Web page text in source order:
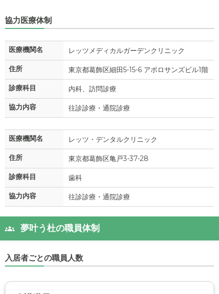
協力医療体制
医療機関名 レッツメディカルガーデンクリニック
住所 東京都葛飾区細田5-15-6 アポロサンズビル1階
診療科目 内科、訪問診療
協力内容 往診診療・通院診療
医療機関名 レッツ・デンタルクリニック
住所 東京都葛飾区亀戸3-37-28
診療科目 歯科
協力内容 往診診療・通院診療
夢叶う杜の職員体制
入居者ごとの職員人数